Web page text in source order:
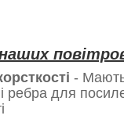
-
ребра для